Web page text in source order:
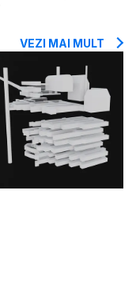
VEZI MAI MULT